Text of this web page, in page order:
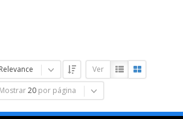
Relevance Ver
Mostrar 20 por página